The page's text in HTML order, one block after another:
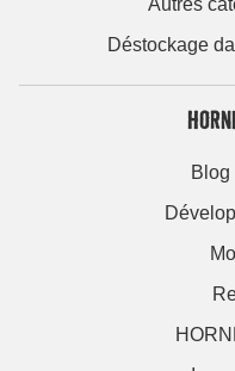
Autres
Déstockage